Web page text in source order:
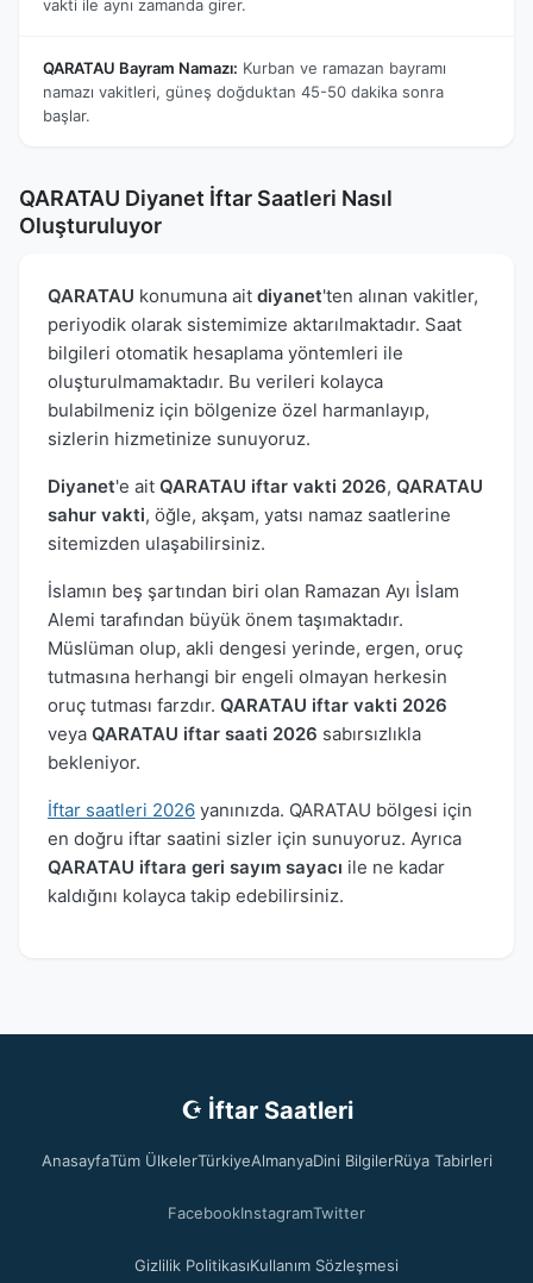
vakti ile aynı zamanda girer.
QARATAU Bayram Namazı: Kurban ve ramazan bayramı
namazı vakitleri, güneş doğduktan 45-50 dakika sonra
başlar.
QARATAU Diyanet İftar Saatleri Nasıl
Oluşturuluyor
QARATAU konumuna ait diyanet'ten alınan vakitler,
periyodik olarak sistemimize aktarılmaktadır. Saat
bilgileri otomatik hesaplama yöntemleri ile
oluşturulmamaktadır. Bu verileri kolayca
bulabilmeniz için bölgenize özel harmanlayıp,
sizlerin hizmetinize sunuyoruz.
Diyanet'e ait QARATAU iftar vakti 2026, QARATAU
sahur vakti, öğle, akşam, yatsı namaz saatlerine
sitemizden ulaşabilirsiniz.
İslamın beş şartından biri olan Ramazan Ayı İslam
Alemi tarafından büyük önem taşımaktadır.
Müslüman olup, akli dengesi yerinde, ergen, oruç
tutmasına herhangi bir engeli olmayan herkesin
oruç tutması farzdır. QARATAU iftar vakti 2026
veya QARATAU iftar saati 2026 sabırsızlıkla
bekleniyor.
İftar saatleri 2026 yanınızda. QARATAU bölgesi için
en doğru iftar saatini sizler için sunuyoruz. Ayrıca
QARATAU iftara geri sayım sayacı ile ne kadar
kaldığını kolayca takip edebilirsiniz.
☪ İftar Saatleri
AnasayfaTüm ÜlkelerTürkiyeAlmanyaDini BilgilerRüya Tabirleri
FacebookInstagramTwitter
Gizlilik PolitikasıKullanım Sözleşmesi